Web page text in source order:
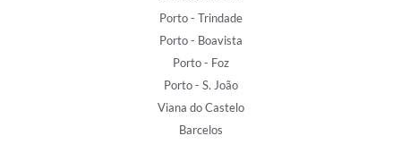
Porto - Trindade
Porto - Boavista
Porto - Foz
Porto - S. João
Viana do Castelo
Barcelos